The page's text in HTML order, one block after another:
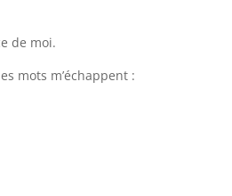
de moi.
mots m’échappent :